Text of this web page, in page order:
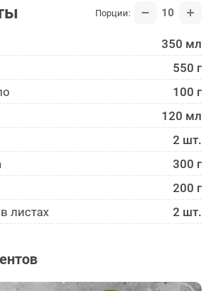
Порции: 10
350 мл
550 г
100 г
120 мл
2 шт.
300 г
200 г
листах
2 шт.